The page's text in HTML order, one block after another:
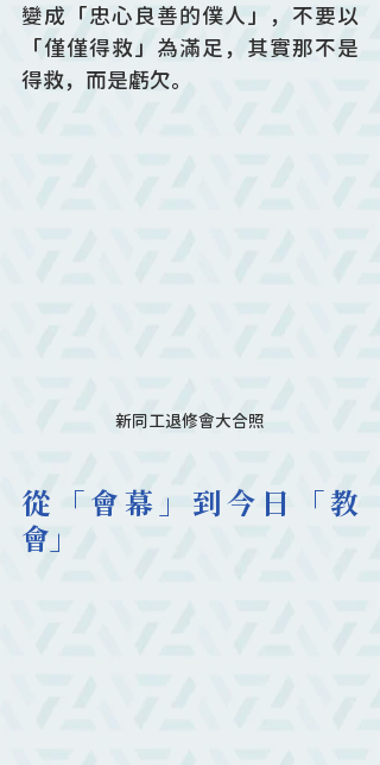
變成「忠心良善的僕人」，不要以
「僅僅得救」為滿足，其實那不是
得救，而是虧欠。
新同工退修會大合照
從「會幕」到今日「教
會」